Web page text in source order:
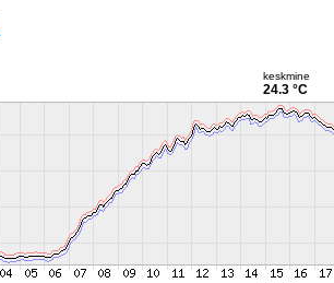
keskmine
24.3 °C